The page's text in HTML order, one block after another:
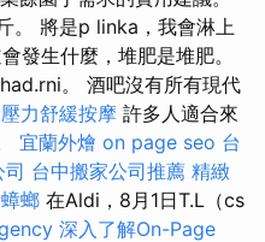
。 將是p linka，我會淋上
發生什麼，堆肥是堆肥。
。 酒吧沒有所有現代
力舒緩按摩 許多人適合來
宜蘭外燴 on page seo 台
司 台中搬家公司推薦 精緻
螂 在Aldi，8月1日T.L（cs
深入了解On-Page